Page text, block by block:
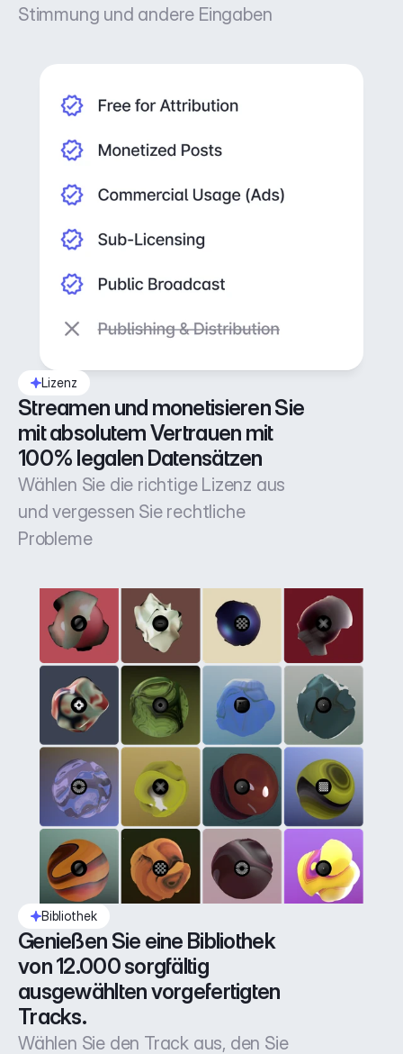
Stimmung und andere Eingaben
Lizenz
Streamen und monetisieren Sie
mit absolutem Vertrauen mit
100% legalen Datensätzen
Wählen Sie die richtige Lizenz aus
und vergessen Sie rechtliche
Probleme
Bibliothek
Genießen Sie eine Bibliothek
von 12.000 sorgfältig
ausgewählten vorgefertigten
Tracks.
Wählen Sie den Track aus, den Sie